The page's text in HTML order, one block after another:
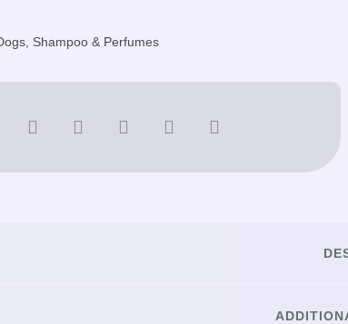
, Shampoo & Perfumes